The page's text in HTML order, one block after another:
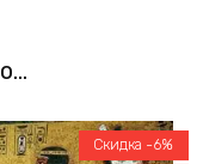
Скидка -6%